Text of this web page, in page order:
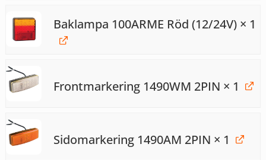
Baklampa 100ARME Röd (12/24V)× 1
Frontmarkering 1490WM 2PIN × 1
Sidomarkering 1490AM 2PIN × 1